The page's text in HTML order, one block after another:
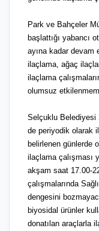
Park ve Bahçeler
başlattığı yabancı
ayına kadar devam
ilaçlama, ağaç
ilaçlama
olumsuz
Selçuklu Belediyesi
de periyodik olarak
belirlenen günlerde
ilaçlama çalışması
akşam saat 17.00-
çalışmalarında
dengesini
biyosidal ürünler
donatılan araçlarla